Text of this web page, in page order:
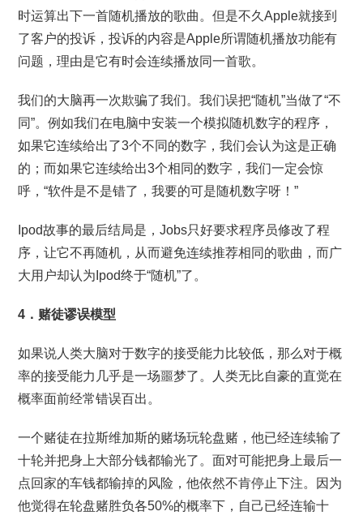
时运算出下一首随机播放的歌曲。但是不久Apple就接到
了客户的投诉，投诉的内容是Apple所谓随机播放功能有
问题，理由是它有时会连续播放同一首歌。
我们的大脑再一次欺骗了我们。我们误把“随机”当做了“不
同”。例如我们在电脑中安装一个模拟随机数字的程序，
如果它连续给出了3个不同的数字，我们会认为这是正确
的；而如果它连续给出3个相同的数字，我们一定会惊
呼，“软件是不是错了，我要的可是随机数字呀！”
Ipod故事的最后结局是，Jobs只好要求程序员修改了程
序，让它不再随机，从而避免连续推荐相同的歌曲，而广
大用户却认为Ipod终于“随机”了。
4．赌徒谬误模型
如果说人类大脑对于数字的接受能力比较低，那么对于概
率的接受能力几乎是一场噩梦了。人类无比自豪的直觉在
概率面前经常错误百出。
一个赌徒在拉斯维加斯的赌场玩轮盘赌，他已经连续输了
十轮并把身上大部分钱都输光了。面对可能把身上最后一
点回家的车钱都输掉的风险，他依然不肯停止下注。因为
他觉得在轮盘赌胜负各50%的概率下，自己已经连输十